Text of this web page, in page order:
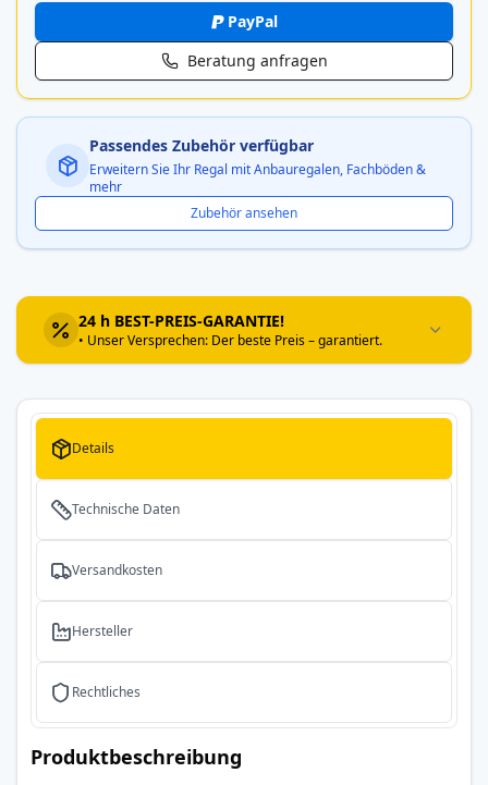
PayPal
Beratung anfragen
Passendes Zubehör verfügbar
Erweitern Sie Ihr Regal mit Anbauregalen, Fachböden &
mehr
Zubehör ansehen
24 h BEST-PREIS-GARANTIE!
• Unser Versprechen: Der beste Preis – garantiert.
Details
Technische Daten
Versandkosten
Hersteller
Rechtliches
Produktbeschreibung